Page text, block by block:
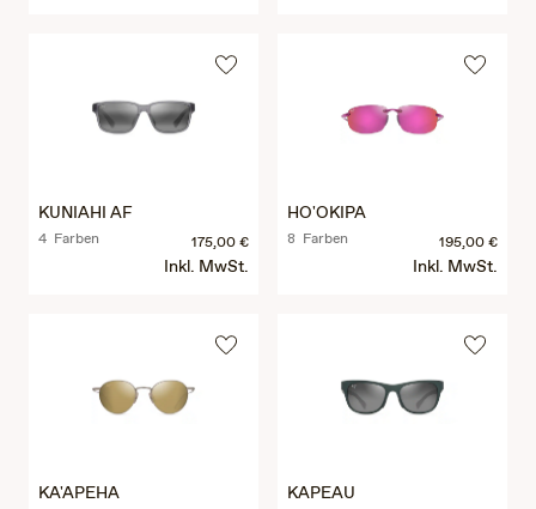
KUNIAHI AF
4 Farben 175,00 €
Inkl. MwSt.
HO'OKIPA
8 Farben 195,00 €
Inkl. MwSt.
KA'APEHA KAPEAU